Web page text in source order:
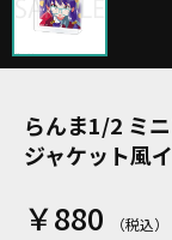
らんま1/2 ミ
ジャケット風
￥880